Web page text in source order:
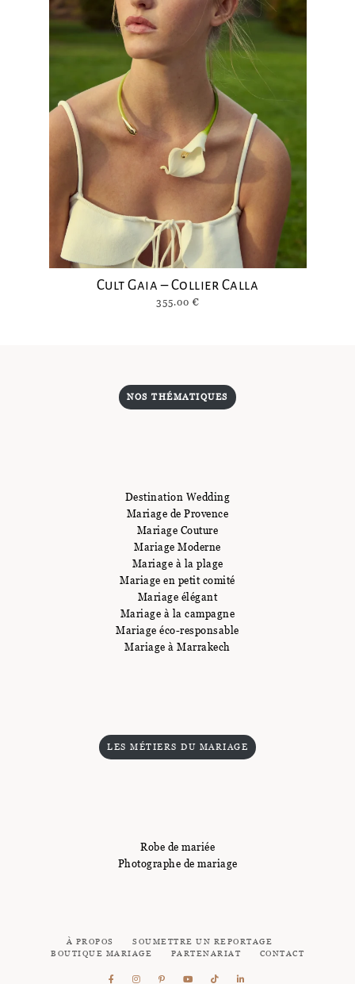
Cult Gaia – Collier Calla
355.00 €
NOS THÉMATIQUES
Destination Wedding
Mariage de Provence
Mariage Couture
Mariage Moderne
Mariage à la plage
Mariage en petit comité
Mariage élégant
Mariage à la campagne
Mariage éco-responsable
Mariage à Marrakech
LES MÉTIERS DU MARIAGE
Robe de mariée
Photographe de mariage
À PROPOS
SOUMETTRE UN REPORTAGE
BOUTIQUE MARIAGE
PARTENARIAT CONTACT